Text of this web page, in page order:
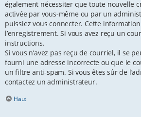
également nécessiter que toute nouvelle
activée par vous-même ou par un
puissiez vous connecter. Cette
l’enregistrement. Si vous avez reçu un
instructions.
Si vous n’avez pas reçu de courriel, il se
fourni une adresse incorrecte ou que le
un filtre anti-spam. Si vous êtes sûr de
contactez un administrateur.
Haut